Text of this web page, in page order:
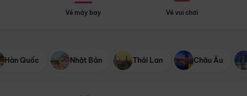
Vé máy bay Vé vui chơi
Hàn Quốc Nhật Bản Thái Lan Châu Âu